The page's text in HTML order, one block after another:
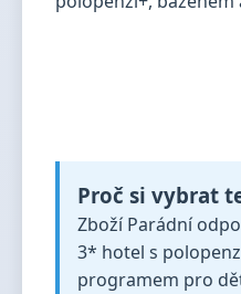
Proč si vybrat
Zboží Parádní
3* hotel s
programem pro